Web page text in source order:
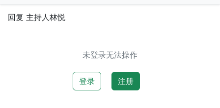
回复 主持人林悦
未登录无法操作
登录 注册